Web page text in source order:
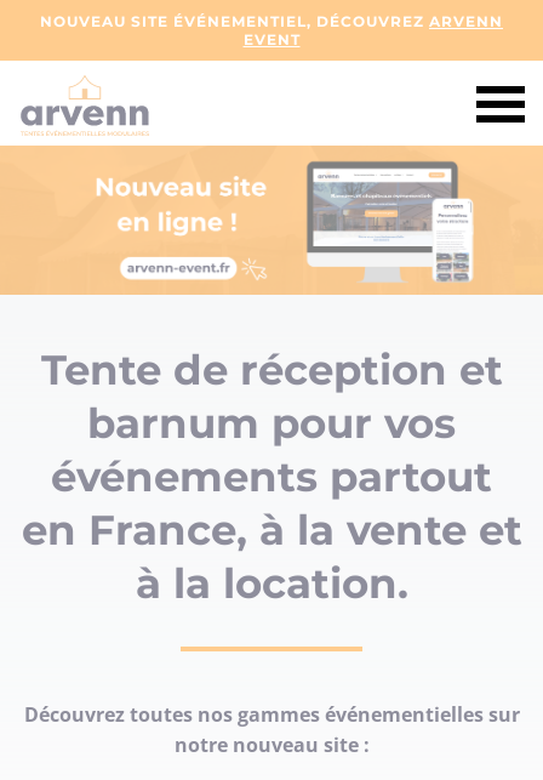
NOUVEAU SITE ÉVÉNEMENTIEL, DÉCOUVREZ ARVENN
EVENT
Tente de réception et
barnum pour vos
événements partout
en France, à la vente et
à la location.
Découvrez toutes nos gammes événementielles sur
notre nouveau site :